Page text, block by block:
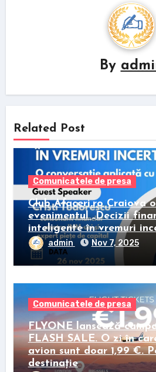
By
Related Post
Comunicatele de presa
Club Afaceri.ro Craiova
evenimentul „Decizii
inteligente în vremuri
admin Nov 7, 2025
Comunicatele de presa
FLYONE lansează
FLASH SALE. O zi în
avion sunt doar 1,99 €.
destinație